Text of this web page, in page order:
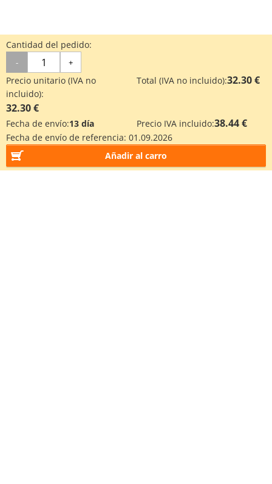
Cantidad del pedido:
- +
Precio unitario (IVA no
incluido):
32.30 €
Total (IVA no incluido):32.30 €
Fecha de envío:13 día Precio IVA incluido:38.44 €
Fecha de envío de referencia: 01.09.2026
Añadir al carro